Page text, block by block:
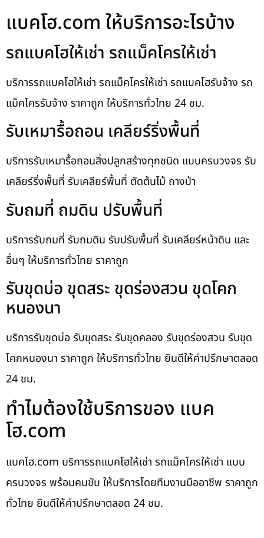
แบคโฮ.com ให้บริการอะไรบ้าง
รถแบคโฮให้เช่า รถแม็คโครให้เช่า
บริการรถแบคโฮให้เช่า รถแม็คโครให้เช่า รถแบคโฮรับจ้าง รถ
แม็คโครรับจ้าง ราคาถูก ให้บริการทั่วไทย 24 ชม.
รับเหมารื้อถอน เคลียร์ริ่งพื้นที่
บริการรับเหมารื้อถอนสิ่งปลูกสร้างทุกชนิด แบบครบวงจร รับ
เคลียร์ริ่งพื้นที่ รับเคลียร์พื้นที่ ตัดต้นไม้ ถางป่า
รับถมที่ ถมดิน ปรับพื้นที่
บริการรับถมที่ รับถมดิน รับปรับพื้นที่ รับเคลียร์หน้าดิน และ
อื่นๆ ให้บริการทั่วไทย ราคาถูก
รับขุดบ่อ ขุดสระ ขุดร่องสวน ขุดโคก
หนองนา
บริการรับขุดบ่อ รับขุดสระ รับขุดคลอง รับขุดร่องสวน รับขุด
โคกหนองนา ราคาถูก ให้บริการทั่วไทย ยินดีให้คำปรึกษาตลอด
24 ชม.
ทำไมต้องใช้บริการของ แบค
โฮ.com
แบคโฮ.com บริการรถแบคโฮให้เช่า รถแม็คโครให้เช่า แบบ
ครบวงจร พร้อมคนขับ ให้บริการโดยทีมงานมืออาชีพ ราคาถูก
ทั่วไทย ยินดีให้คำปรึกษาตลอด 24 ชม.